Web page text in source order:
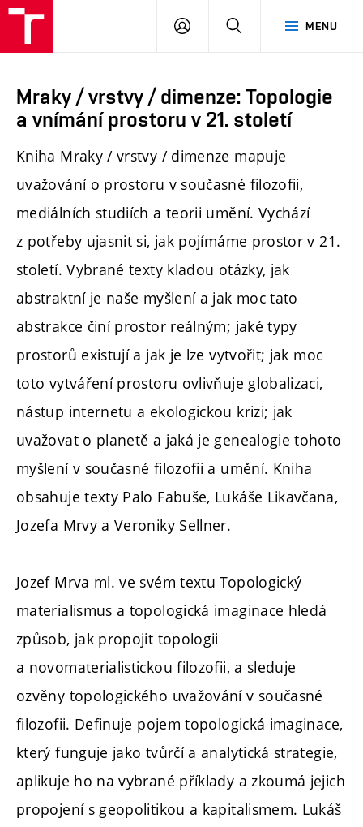
MENU
PŘIHLÁSIT
Mraky / vrstvy / dimenze: Topologie
a vnímání prostoru v 21. století
Kniha Mraky / vrstvy / dimenze mapuje
uvažování o prostoru v současné filozofii,
mediálních studiích a teorii umění. Vychází
z potřeby ujasnit si, jak pojímáme prostor v 21.
století. Vybrané texty kladou otázky, jak
abstraktní je naše myšlení a jak moc tato
abstrakce činí prostor reálným; jaké typy
prostorů existují a jak je lze vytvořit; jak moc
toto vytváření prostoru ovlivňuje globalizaci,
nástup internetu a ekologickou krizi; jak
uvažovat o planetě a jaká je genealogie tohoto
myšlení v současné filozofii a umění. Kniha
obsahuje texty Palo Fabuše, Lukáše Likavčana,
Jozefa Mrvy a Veroniky Sellner.
Jozef Mrva ml. ve svém textu Topologický
materialismus a topologická imaginace hledá
způsob, jak propojit topologii
a novomaterialistickou filozofii, a sleduje
ozvěny topologického uvažování v současné
filozofii. Definuje pojem topologická imaginace,
který funguje jako tvůrčí a analytická strategie,
aplikuje ho na vybrané příklady a zkoumá jejich
propojení s geopolitikou a kapitalismem. Lukáš